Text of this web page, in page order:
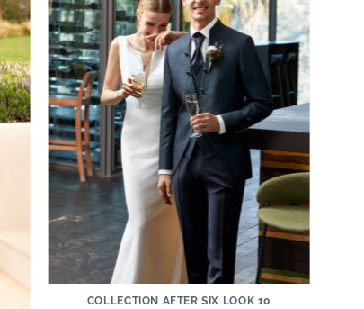
COLLECTION AFTER SIX LOOK 10